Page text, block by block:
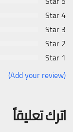
4 Star
3 Star
2 Star
1 Star
(Add your review)
اترك تعليقاً